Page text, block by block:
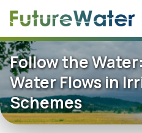
Follow the
Water Flows in
Schemes